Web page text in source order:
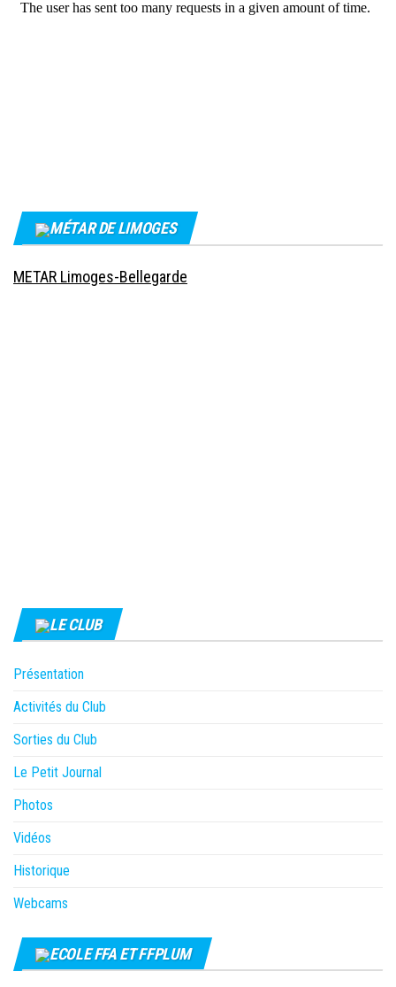
MÉTAR DE LIMOGES
METAR Limoges-Bellegarde
LE CLUB
Présentation
Activités du Club
Sorties du Club
Le Petit Journal
Photos
Vidéos
Historique
Webcams
ECOLE FFA ET FFPLUM